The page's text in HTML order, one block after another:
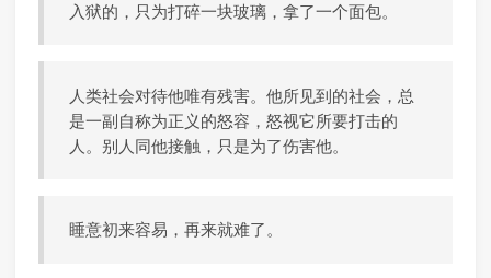
入狱的，只为打碎一块玻璃，拿了一个面包。
人类社会对待他唯有残害。他所见到的社会，总
是一副自称为正义的怒容，怒视它所要打击的
人。别人同他接触，只是为了伤害他。
睡意初来容易，再来就难了。